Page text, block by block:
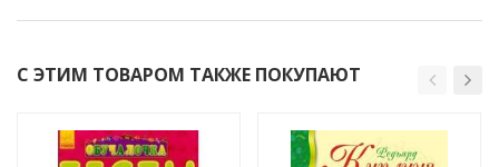
С ЭТИМ ТОВАРОМ ТАКЖЕ ПОКУПАЮТ